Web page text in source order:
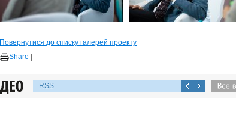
Повернутися до списку галерей проекту
Share
RSS